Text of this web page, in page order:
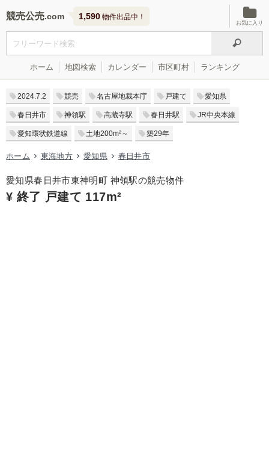
競売公売 1,590 物件出品中！
お気に入り
ホーム 地図検索 カレンダー 市区町村 ランキング
2024.7.2 競売 名古屋地裁本庁 戸建て 愛知県
春日井市 神領駅 高蔵寺駅 春日井駅 JR中央本線
愛知環状鉄道線 土地200m²～ 築29年
ホーム 東海地方 愛知県 春日井市
愛知県春日井市東神明町 神領駅の競売物件
¥ 終了 戸建て 117m²